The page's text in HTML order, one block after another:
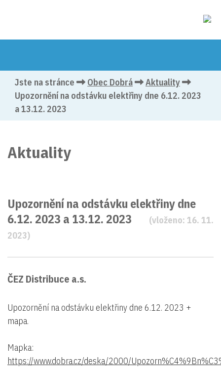
Jste na stránce Obec Dobrá
Aktuality
Upozornění na odstávku elektřiny dne 6.12. 2023
a 13.12. 2023
Aktuality
Upozornění na odstávku elektřiny dne
6.12. 2023 a 13.12. 2023
(vloženo: 16. 11.
2023)
ČEZ Distribuce a.s.
Upozornění na odstávku elektřiny dne 6.12. 2023 +
mapa.
Mapka:
https://www.dobra.cz/deska/2000/